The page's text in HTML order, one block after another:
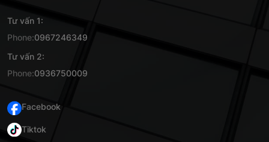
Tư vấn 1:
Phone:0967246349
Tư vấn 2:
Phone:0936750009
Facebook
Tiktok